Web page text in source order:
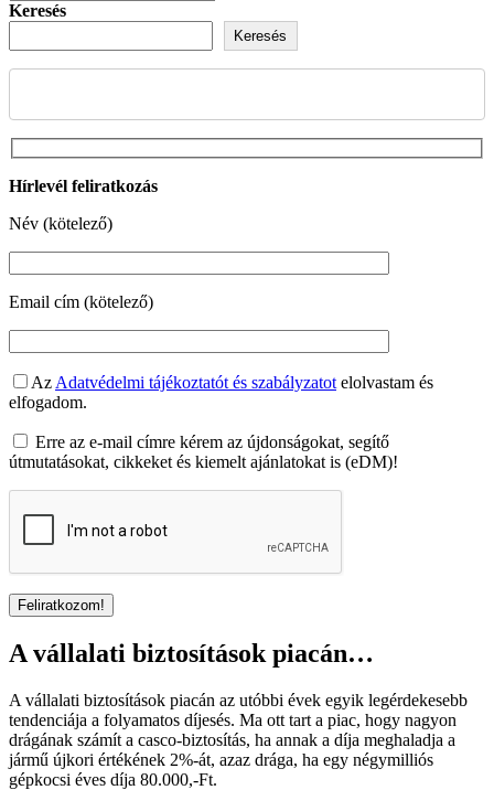
Keresés
Keresés
Hírlevél feliratkozás
Név (kötelező)
Email cím (kötelező)
Az Adatvédelmi tájékoztatót és szabályzatot elolvastam és
elfogadom.
Erre az e-mail címre kérem az újdonságokat, segítő
útmutatásokat, cikkeket és kiemelt ajánlatokat is (eDM)!
A vállalati biztosítások piacán…
A vállalati biztosítások piacán az utóbbi évek egyik legérdekesebb
tendenciája a folyamatos díjesés. Ma ott tart a piac, hogy nagyon
drágának számít a casco-biztosítás, ha annak a díja meghaladja a
jármű újkori értékének 2%-át, azaz drága, ha egy négymilliós
gépkocsi éves díja 80.000,-Ft.